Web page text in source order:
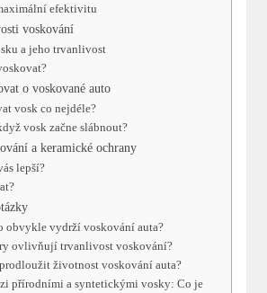
efektivitu
voskování
a jeho trvanlivost
o voskované auto
vosk co nejdéle?
vosk začne slábnout?
a keramické ochrany
lepší?
obvykle vydrží voskování auta?
ovlivňují trvanlivost voskování?
životnost voskování auta?
přírodními a syntetickými vosky: Co ‍je